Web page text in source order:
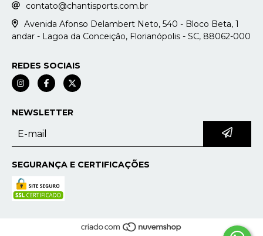
contato@chantisports.com.br
Avenida Afonso Delambert Neto, 540 - Bloco Beta, 1
andar - Lagoa da Conceição, Florianópolis - SC, 88062-000
REDES SOCIAIS
NEWSLETTER
SEGURANÇA E CERTIFICAÇÕES